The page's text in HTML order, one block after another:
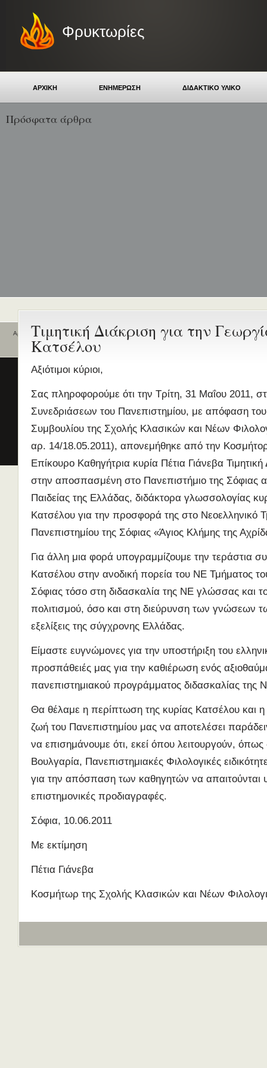
Φρυκτωρίες
ΑΡΧΙΚΗ ΕΝΗΜΕΡΩΣΗ ΔΙΔΑΚΤΙΚΟ ΥΛΙΚΟ
Πρόσφατα άρθρα
Τιμητική Διάκριση για την
Κατσέλου
Αξιότιμοι κύριοι,
Σας πληροφορούμε ότι την Τρίτη, 31 Μαΐου 2011,
Συνεδριάσεων του Πανεπιστημίου, με απόφαση
Συμβουλίου της Σχολής Κλασικών και Νέων
αρ. 14/18.05.2011), απονεμήθηκε από την
Επίκουρο Καθηγήτρια κυρία Πέτια Γιάνεβα
στην αποσπασμένη στο Πανεπιστήμιο της Σόφιας
Παιδείας της Ελλάδας, διδάκτορα γλωσσολογίας
Κατσέλου για την προσφορά της στο Νεοελληνικό
Πανεπιστημίου της Σόφιας «Άγιος Κλήμης της
Για άλλη μια φορά υπογραμμίζουμε την τεράστια
Κατσέλου στην ανοδική πορεία του ΝΕ Τμήματος
Σόφιας τόσο στη διδασκαλία της ΝΕ γλώσσας και
πολιτισμού, όσο και στη διεύρυνση των γνώσεων
εξελίξεις της σύγχρονης Ελλάδας.
Είμαστε ευγνώμονες για την υποστήριξη του
προσπάθειές μας για την καθιέρωση ενός
πανεπιστημιακού προγράμματος διδασκαλίας της
Θα θέλαμε η περίπτωση της κυρίας Κατσέλου και
ζωή του Πανεπιστημίου μας να αποτελέσει
να επισημάνουμε ότι, εκεί όπου λειτουργούν, όπως
Βουλγαρία, Πανεπιστημιακές Φιλολογικές
για την απόσπαση των καθηγητών να απαιτούνται
επιστημονικές προδιαγραφές.
Σόφια, 10.06.2011
Με εκτίμηση
Πέτια Γιάνεβα
Κοσμήτωρ της Σχολής Κλασικών και Νέων
Αρχική
Ποιοι είναι εδώ
Είναι εδώ αυτή τη στιγμή
Δεύτερης/Ξένης Γλώσσας
(Εξ Αποστάσεως) από το Παν/
Λευκωσίας σε συνεργασία με
ΚΕΓ
το πιστοποιητικό επιπέδου Γ2
Πρώτο Διεθνές Συνέδριο
Νεοελληνικών Σπουδών
περισσότερα